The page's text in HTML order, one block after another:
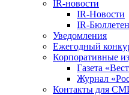
IR-новости
IR-Новости
IR-
Уведомления
Ежегодный
Корпоративные
Газета
Журнал
Контакты для